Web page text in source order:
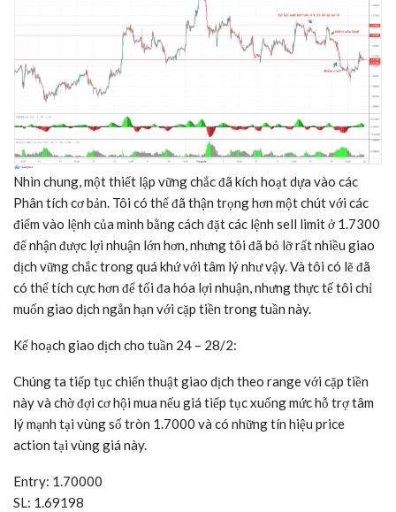
Nhìn chung, một thiết lập vững chắc đã kích hoạt dựa vào các
Phân tích cơ bản. Tôi có thể đã thận trọng hơn một chút với các
điểm vào lệnh của mình bằng cách đặt các lệnh sell limit ở 1.7300
để nhận được lợi nhuận lớn hơn, nhưng tôi đã bỏ lỡ rất nhiều giao
dịch vững chắc trong quá khứ với tâm lý như vậy. Và tôi có lẽ đã
có thể tích cực hơn để tối đa hóa lợi nhuận, nhưng thực tế tôi chỉ
muốn giao dịch ngắn hạn với cặp tiền trong tuần này.
Kế hoạch giao dịch cho tuần 24 – 28/2:
Chúng ta tiếp tục chiến thuật giao dịch theo range với cặp tiền
này và chờ đợi cơ hội mua nếu giá tiếp tục xuống mức hỗ trợ tâm
lý mạnh tại vùng số tròn 1.7000 và có những tín hiệu price
action tại vùng giá này.
Entry: 1.70000
SL: 1.69198